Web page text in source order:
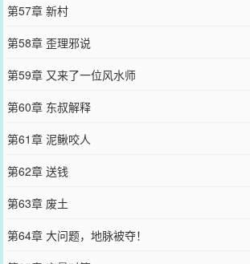
第57章 新村
第58章 歪理邪说
第59章 又来了一位风水师
第60章 东叔解释
第61章 泥鳅咬人
第62章 送钱
第63章 废土
第64章 大问题，地脉被夺！